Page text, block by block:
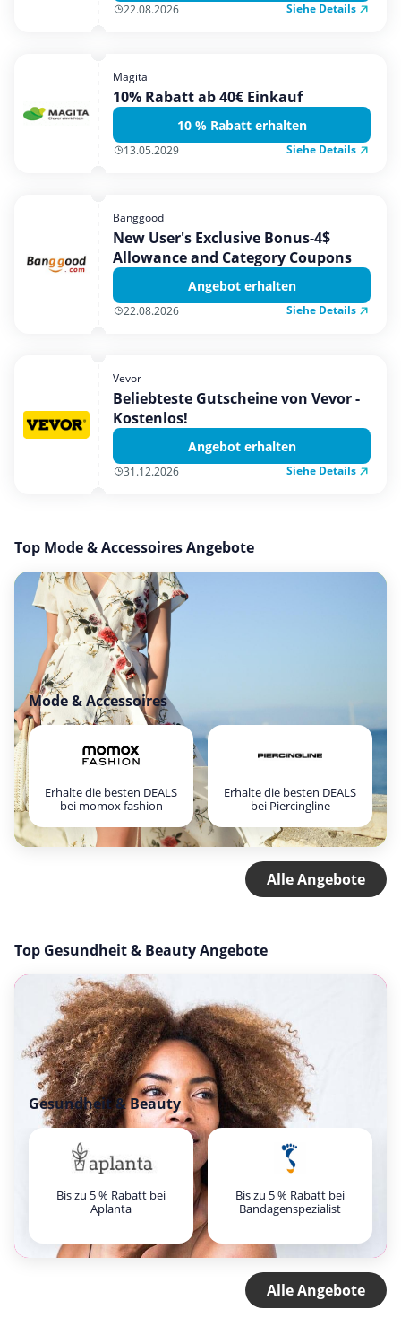
22.08.2026 Siehe Details
Magita
10% Rabatt ab 40€ Einkauf
10 % Rabatt erhalten
13.05.2029 Siehe Details
Banggood
New User's Exclusive Bonus-4$
Allowance and Category Coupons
Angebot erhalten
22.08.2026 Siehe Details
Vevor
Beliebteste Gutscheine von Vevor -
Kostenlos!
Angebot erhalten
31.12.2026 Siehe Details
Top Mode & Accessoires Angebote
Mode & Accessoires
Erhalte die besten DEALS
bei momox fashion
Erhalte die besten DEALS
bei Piercingline
Alle Angebote
Top Gesundheit & Beauty Angebote
Gesundheit & Beauty
Bis zu 5 % Rabatt bei
Aplanta
Bis zu 5 % Rabatt bei
Bandagenspezialist
Alle Angebote